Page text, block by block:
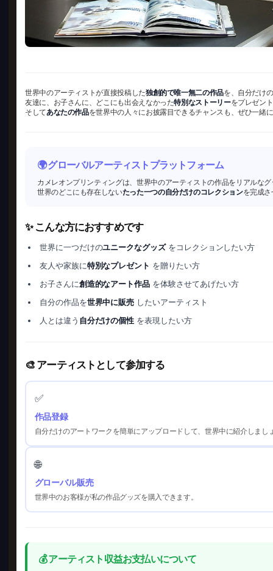
世界中のアーティストが直接投稿した独創的で唯一無二の作品を、自分だけ
友達に、お子さんに、どこにも出会えなかった特別なストーリーをプレゼン
そしてあなたの作品を世界中の人々にお披露目できるチャンスも、ぜひ一緒
🌍 グローバルアーティストプラットフォーム
カメレオンプリンティングは、世界中のアーティストの作品をリアルな
世界のどこにも存在しないたった一つの自分だけのコレクションを完成
✨ こんな方におすすめです
世界に一つだけのユニークなグッズ をコレクションしたい方
友人や家族に特別なプレゼント を贈りたい方
お子さんに創造的なアート作品 を体験させてあげたい方
自分の作品を世界中に販売 したいアーティスト
人とは違う 自分だけの個性 を表現したい方
🎨 アーティストとして参加する
✅
作品登録
自分だけのアートワークを簡単にアップロードして、世界中に紹介しまし
🌐
グローバル販売
世界中のお客様が私の作品グッズを購入できます。
💰 アーティスト収益お支払いについて